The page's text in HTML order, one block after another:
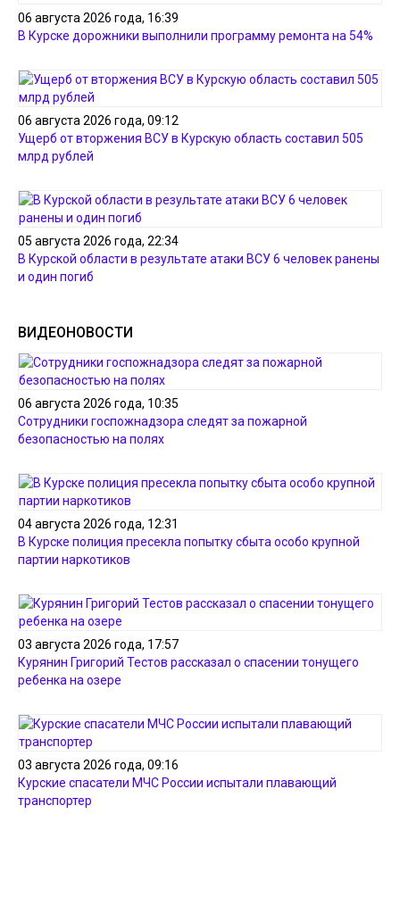
06 августа 2026 года, 16:39
В Курске дорожники выполнили программу ремонта на 54%
06 августа 2026 года, 09:12
Ущерб от вторжения ВСУ в Курскую область составил 505
млрд рублей
05 августа 2026 года, 22:34
В Курской области в результате атаки ВСУ 6 человек ранены
и один погиб
ВИДЕОНОВОСТИ
06 августа 2026 года, 10:35
Сотрудники госпожнадзора следят за пожарной
безопасностью на полях
04 августа 2026 года, 12:31
В Курске полиция пресекла попытку сбыта особо крупной
партии наркотиков
03 августа 2026 года, 17:57
Курянин Григорий Тестов рассказал о спасении тонущего
ребенка на озере
03 августа 2026 года, 09:16
Курские спасатели МЧС России испытали плавающий
транспортер